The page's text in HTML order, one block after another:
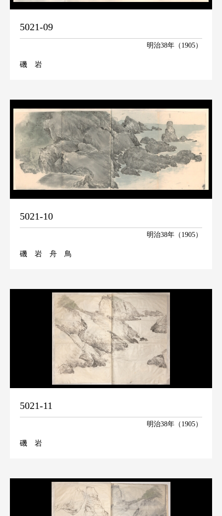
5021-09
明治38年（1905）
磯 岩
5021-10
明治38年（1905）
磯 岩 舟 鳥
5021-11
明治38年（1905）
磯 岩